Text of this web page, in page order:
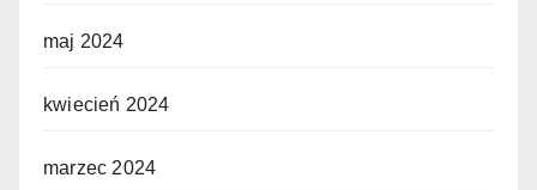
maj 2024
kwiecień 2024
marzec 2024